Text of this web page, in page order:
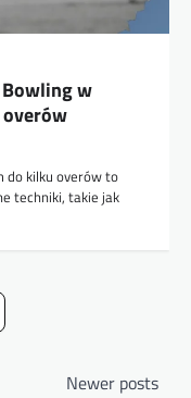
w
do kilku overów to
techniki, takie jak
Newer posts